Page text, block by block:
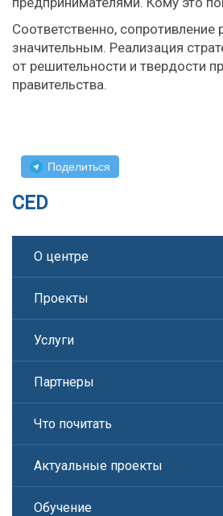
Соответственно,
значительным. Реализация
от решительности и твердости
правительства.
Поделиться
CED
О центре
Проекты
Услуги
Партнеры
Что почитать
Актуальные проекты
Обучение